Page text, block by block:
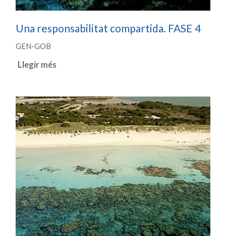
Una responsabilitat compartida. FASE 4
GEN-GOB
Llegir més